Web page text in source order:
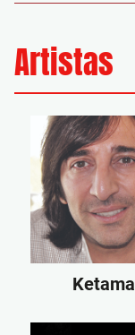
Artistas
Ketama